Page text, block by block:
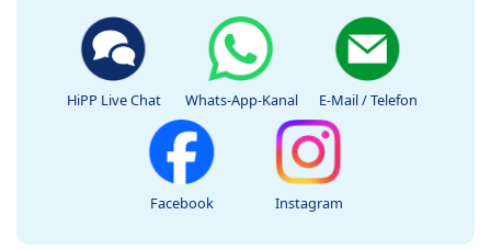
HiPP Live Chat Whats-App-Kanal E-Mail / Telefon
Facebook Instagram